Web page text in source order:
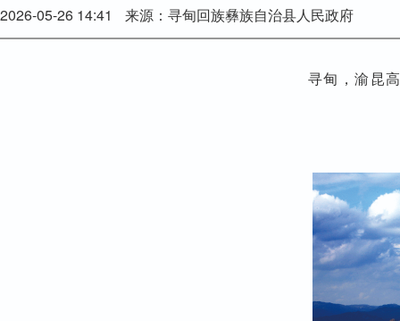
2026-05-26 14:41 来源：寻甸回族彝族自治县人民政府
寻甸，渝昆